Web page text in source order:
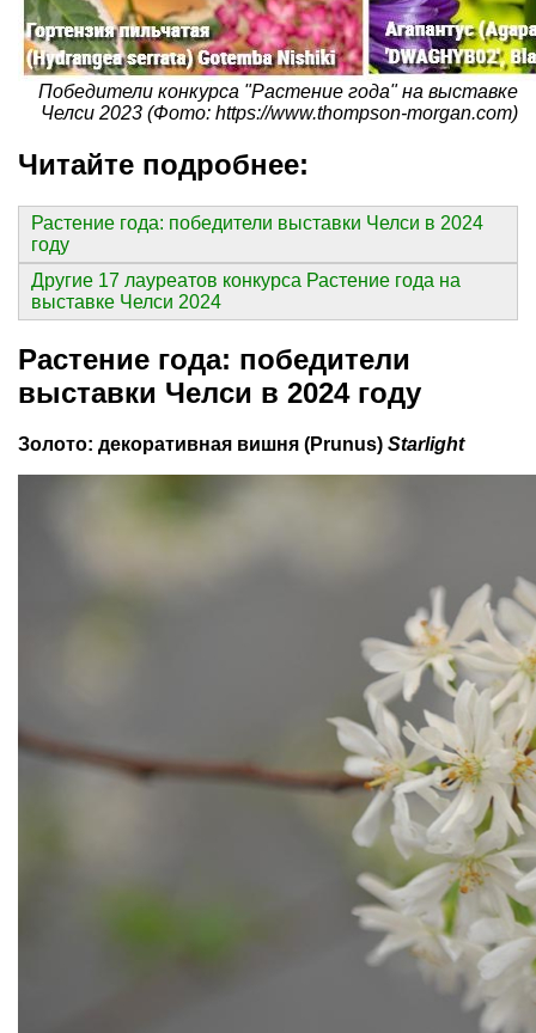
Победители конкурса "Растение года" на выставке
Челси 2023 (Фото: https://www.thompson-morgan.com)
Читайте подробнее:
Растение года: победители выставки Челси в 2024
году
Другие 17 лауреатов конкурса Растение года на
выставке Челси 2024
Растение года: победители
выставки Челси в 2024 году
Золото: декоративная вишня (Prunus) Starlight